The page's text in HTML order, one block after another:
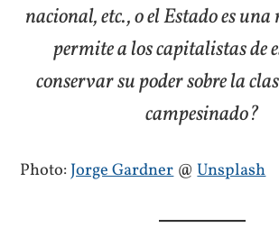
nacional, etc., o el Estado es
permite a los capitalistas de
conservar su poder sobre la
campesinado?
Photo:Jorge Gardner@Unsplash